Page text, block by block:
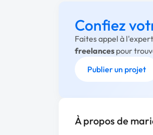
Confiez
Faites appel à
freelances pour
Publier un projet
À propos de